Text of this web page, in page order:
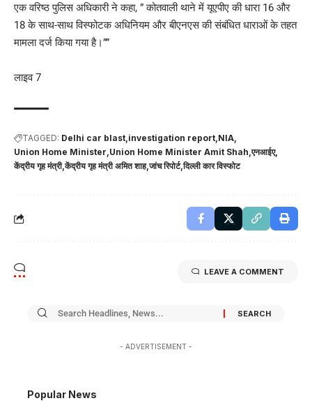
एक वरिष्ठ पुलिस अधिकारी ने कहा, ” कोतवाली थाने में यूएपीए की धारा 16 और
18 के साथ-साथ विस्फोटक अधिनियम और बीएनएस की संबंधित धाराओं के तहत
मामला दर्ज किया गया है।””
लाइव 7
TAGGED: Delhi car blast investigation report NIA
Union Home Minister Union Home Minister Amit Shah एनआईए
केंद्रीय गृह मंत्री केंद्रीय गृह मंत्री अमित शाह जांच रिपोर्ट दिल्ली कार विस्फोट
LEAVE A COMMENT
- ADVERTISEMENT -
Popular News